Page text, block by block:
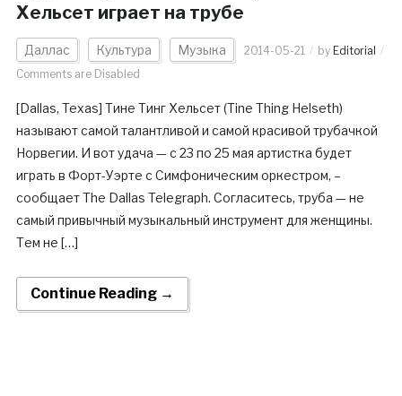
Хельсет играет на трубе
Даллас Культура Музыка 2014-05-21 by Editorial
Comments are Disabled
[Dallas, Texas] Тине Тинг Хельсет (Tine Thing Helseth)
называют самой талантливой и самой красивой трубачкой
Норвегии. И вот удача — с 23 по 25 мая артистка будет
играть в Форт-Уэрте с Симфоническим оркестром, –
сообщает The Dallas Telegraph. Согласитесь, труба — не
самый привычный музыкальный инструмент для женщины.
Тем не […]
Continue Reading →